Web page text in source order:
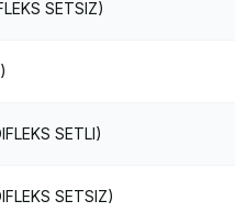
SETSIZ)
SETLI)
SETSIZ)